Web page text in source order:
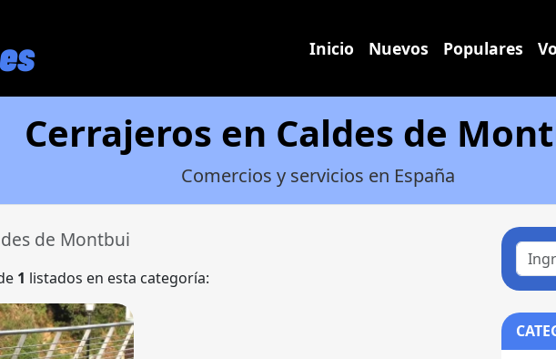
Inicio Nuevos Populares
Cerrajeros en Caldes de
Comercios y servicios en España
de Montbui
1 listados en esta categoría: